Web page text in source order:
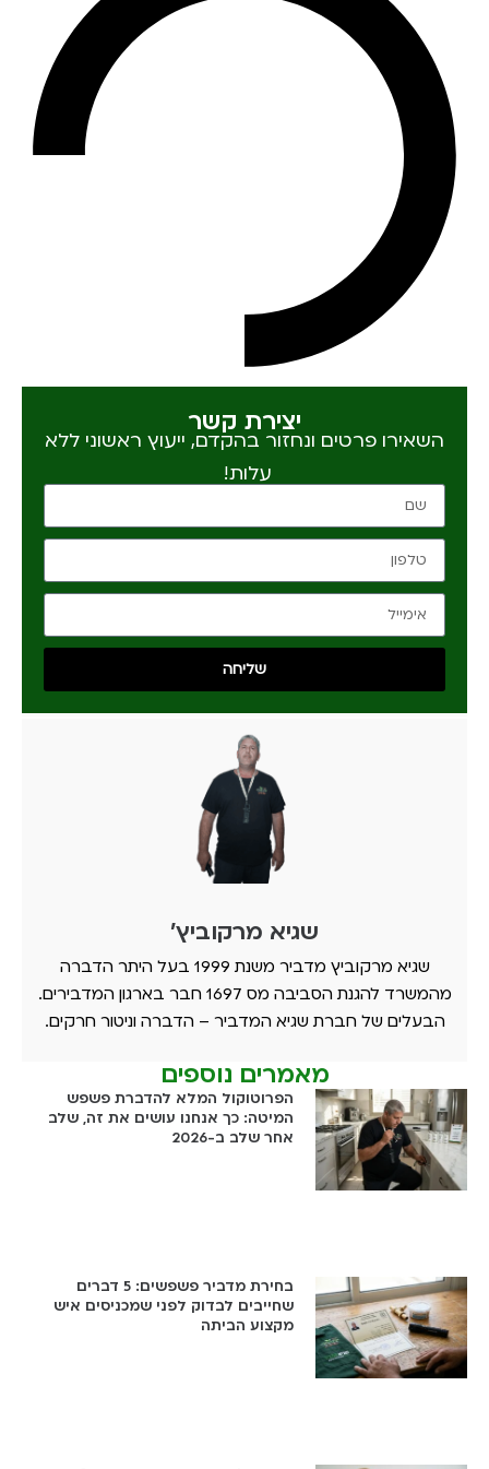
יצירת קשר
השאירו פרטים ונחזור בהקדם, ייעוץ ראשוני ללא
עלות!
שליחה
שגיא מרקוביץ'
שגיא מרקוביץ מדביר משנת 1999 בעל היתר הדברה
מהמשרד להגנת הסביבה מס 1697 חבר בארגון המדבירים.
הבעלים של חברת שגיא המדביר – הדברה וניטור חרקים.
מאמרים נוספים
הפרוטוקול המלא להדברת פשפש
המיטה: כך אנחנו עושים את זה, שלב
אחר שלב ב-2026
בחירת מדביר פשפשים: 5 דברים
שחייבים לבדוק לפני שמכניסים איש
מקצוע הביתה